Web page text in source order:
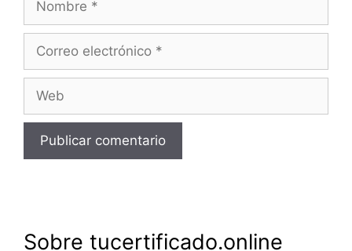
electrónico
Sobre tucertificado.online